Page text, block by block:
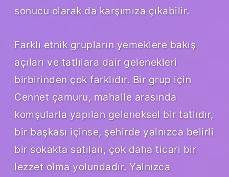
sonucu olarak da karşımıza çıkabilir.
Farklı etnik grupların yemeklere bakış
açıları ve tatlılara dair gelenekleri
birbirinden çok farklıdır. Bir grup için
Cennet çamuru, mahalle arasında
komşularla yapılan geleneksel bir tatlıdır,
bir başkası içinse, şehirde yalnızca belirli
bir sokakta satılan, çok daha ticari bir
lezzet olma yolundadır. Yalnızca